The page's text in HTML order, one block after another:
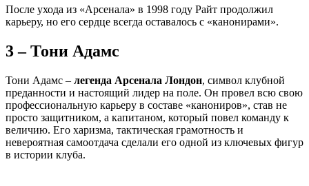
После ухода из «Арсенала» в 1998 году Райт продолжил
карьеру, но его сердце всегда оставалось с «канонирами».
3 – Тони Адамс
Тони Адамс – легенда Арсенала Лондон, символ клубной
преданности и настоящий лидер на поле. Он провел всю свою
профессиональную карьеру в составе «канониров», став не
просто защитником, а капитаном, который повел команду к
величию. Его харизма, тактическая грамотность и
невероятная самоотдача сделали его одной из ключевых фигур
в истории клуба.